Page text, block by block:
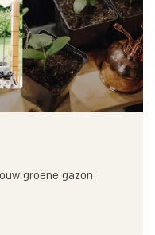
groene gazon